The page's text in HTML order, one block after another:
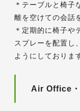
＊テーブルと椅子
離を空けての会話
＊定期的に椅子や
スプレーを配置し
ようにしておりま
Air Office